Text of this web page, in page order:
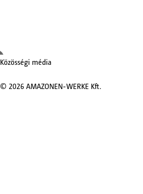
Közösségi média
© 2026AMAZONEN-WERKE Kft.